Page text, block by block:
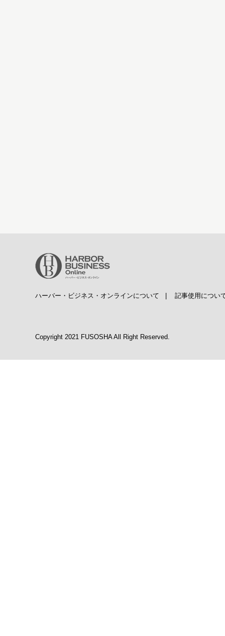
ハーバー・ビジネス・オンラインについて | 記事使用につい
Copyright 2021 FUSOSHA All Right Reserved.